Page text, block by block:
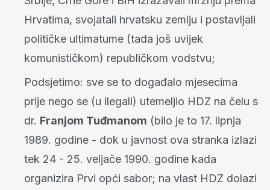
Hrvatima, svojatali hrvatsku zemlju i postavljali
političke ultimatume (tada još uvijek
komunističkom) republičkom vodstvu;
Podsjetimo: sve se to događalo mjesecima
prije nego se (u ilegali) utemeljio HDZ na čelu s
dr. Franjom Tuđmanom (bilo je to 17. lipnja
1989. godine - dok u javnost ova stranka izlazi
tek 24 - 25. veljače 1990. godine kada
organizira Prvi opći sabor; na vlast HDZ dolazi